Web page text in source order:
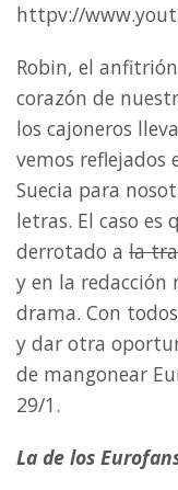
httpv://
Robin, el
corazón de
los cajoneros
vemos reflejados
Suecia para
letras. El caso es
derrotado a la
y en la redacción
drama. Con
y dar otra
de mangonear
29/1.
La de los